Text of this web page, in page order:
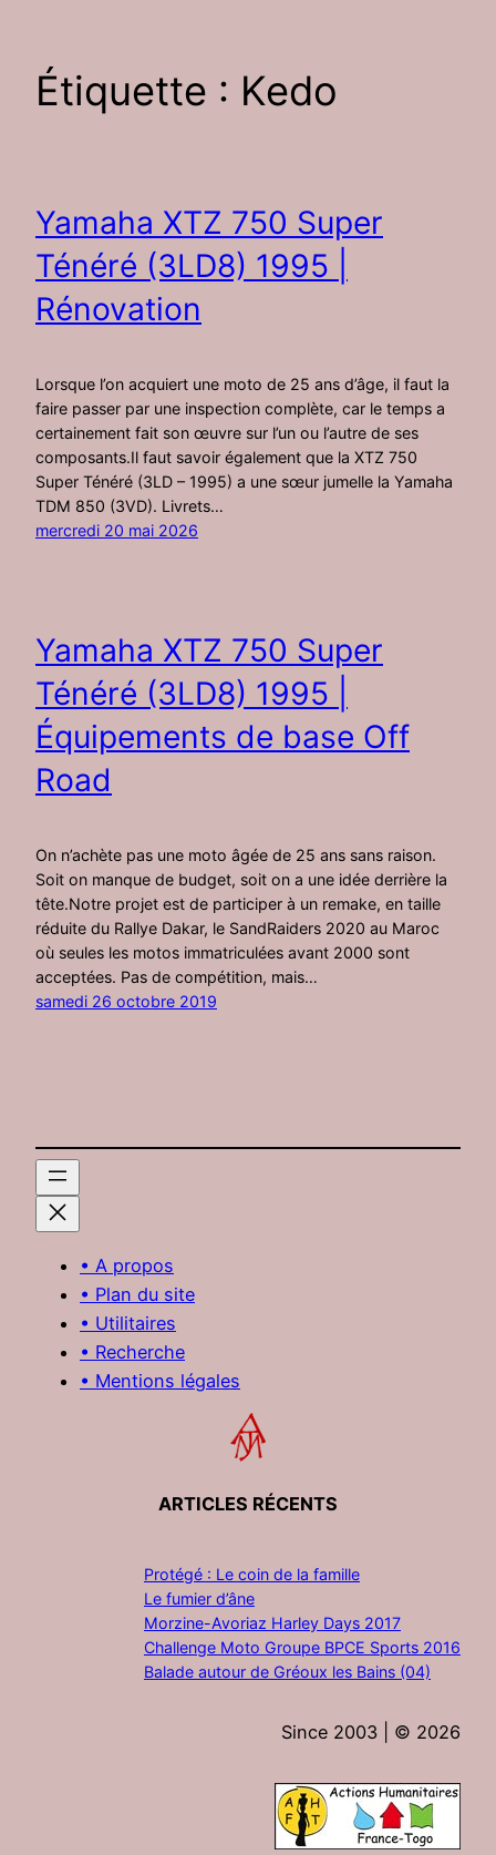
Étiquette : Kedo
Yamaha XTZ 750 Super
Ténéré (3LD8) 1995 |
Rénovation
Lorsque l’on acquiert une moto de 25 ans d’âge, il faut la
faire passer par une inspection complète, car le temps a
certainement fait son œuvre sur l’un ou l’autre de ses
composants.Il faut savoir également que la XTZ 750
Super Ténéré (3LD – 1995) a une sœur jumelle la Yamaha
TDM 850 (3VD). Livrets…
mercredi 20 mai 2026
Yamaha XTZ 750 Super
Ténéré (3LD8) 1995 |
Équipements de base Off
Road
On n’achète pas une moto âgée de 25 ans sans raison.
Soit on manque de budget, soit on a une idée derrière la
tête.Notre projet est de participer à un remake, en taille
réduite du Rallye Dakar, le SandRaiders 2020 au Maroc
où seules les motos immatriculées avant 2000 sont
acceptées. Pas de compétition, mais…
samedi 26 octobre 2019
• A propos
• Plan du site
• Utilitaires
• Recherche
• Mentions légales
ARTICLES RÉCENTS
Protégé : Le coin de la famille
Le fumier d’âne
Morzine-Avoriaz Harley Days 2017
Challenge Moto Groupe BPCE Sports 2016
Balade autour de Gréoux les Bains (04)
Since 2003 | © 2026